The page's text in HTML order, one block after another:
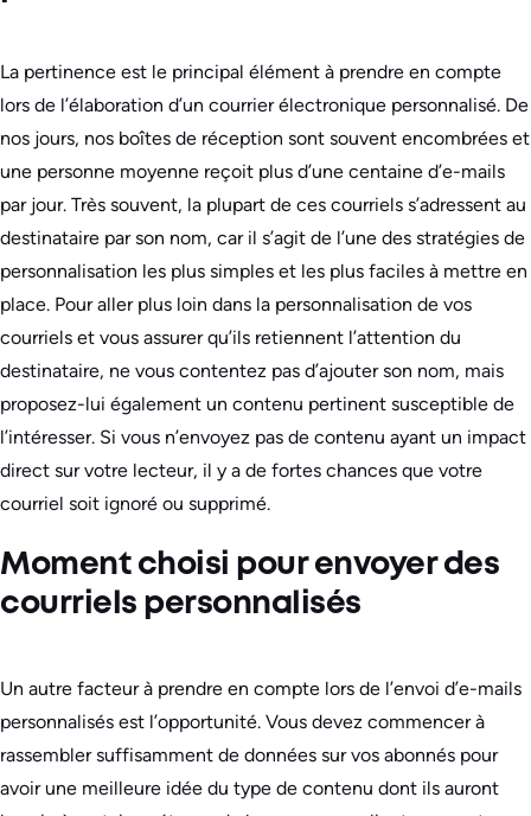
La pertinence est le principal élément à prendre en compte
lors de l’élaboration d’un courrier électronique personnalisé. De
nos jours, nos boîtes de réception sont souvent encombrées et
une personne moyenne reçoit plus d’une centaine d’e-mails
par jour. Très souvent, la plupart de ces courriels s’adressent au
destinataire par son nom, car il s’agit de l’une des stratégies de
personnalisation les plus simples et les plus faciles à mettre en
place. Pour aller plus loin dans la personnalisation de vos
courriels et vous assurer qu’ils retiennent l’attention du
destinataire, ne vous contentez pas d’ajouter son nom, mais
proposez-lui également un contenu pertinent susceptible de
l’intéresser. Si vous n’envoyez pas de contenu ayant un impact
direct sur votre lecteur, il y a de fortes chances que votre
courriel soit ignoré ou supprimé.
Moment choisi pour envoyer des
courriels personnalisés
Un autre facteur à prendre en compte lors de l’envoi d’e-mails
personnalisés est l’opportunité. Vous devez commencer à
rassembler suffisamment de données sur vos abonnés pour
avoir une meilleure idée du type de contenu dont ils auront